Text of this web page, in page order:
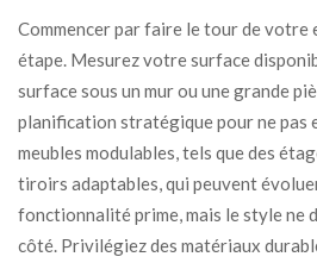
Commencer par faire le tour de votre
étape. Mesurez votre surface
surface sous un mur ou une grande
planification stratégique pour ne pas
meubles modulables, tels que des
tiroirs adaptables, qui peuvent
fonctionnalité prime, mais le style ne
côté. Privilégiez des matériaux